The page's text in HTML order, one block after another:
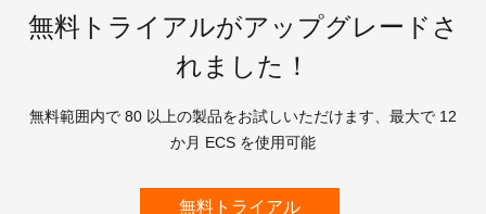
無料トライアルがアップグレードさ
れました！
無料範囲内で 80 以上の製品をお試しいただけます、最大で 12
か月 ECS を使用可能
無料トライアル